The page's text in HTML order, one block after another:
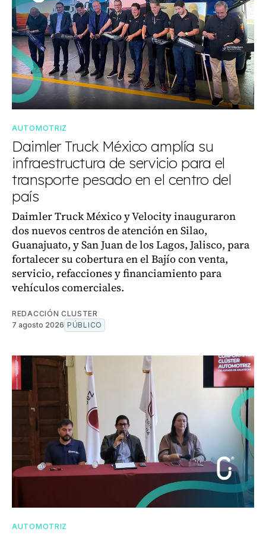
AUTOMOTRIZ
Daimler Truck México amplía su
infraestructura de servicio para el
transporte pesado en el centro del
país
Daimler Truck México y Velocity inauguraron
dos nuevos centros de atención en Silao,
Guanajuato, y San Juan de los Lagos, Jalisco, para
fortalecer su cobertura en el Bajío con venta,
servicio, refacciones y financiamiento para
vehículos comerciales.
REDACCIÓN CLUSTER
7 agosto 2026 PÚBLICO
AUTOMOTRIZ